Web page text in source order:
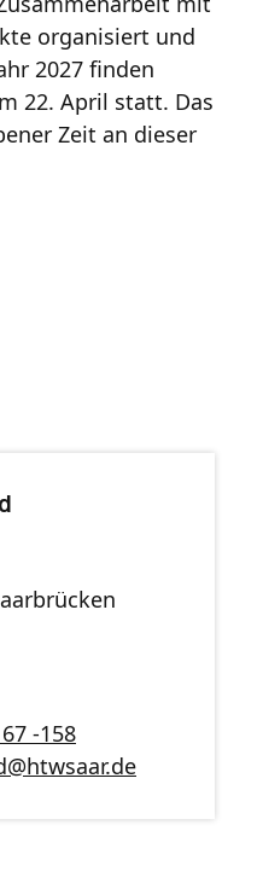
organisiert und
2027 finden
22. April statt. Das
Zeit an dieser
-158
@htwsaar.de